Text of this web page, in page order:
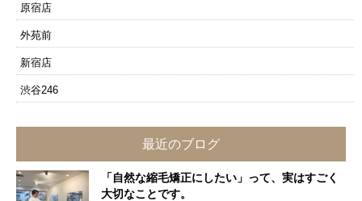
原宿店
外苑前
新宿店
渋谷246
最近のブログ
「自然な縮毛矯正にしたい」って、実はすごく
大切なことです。